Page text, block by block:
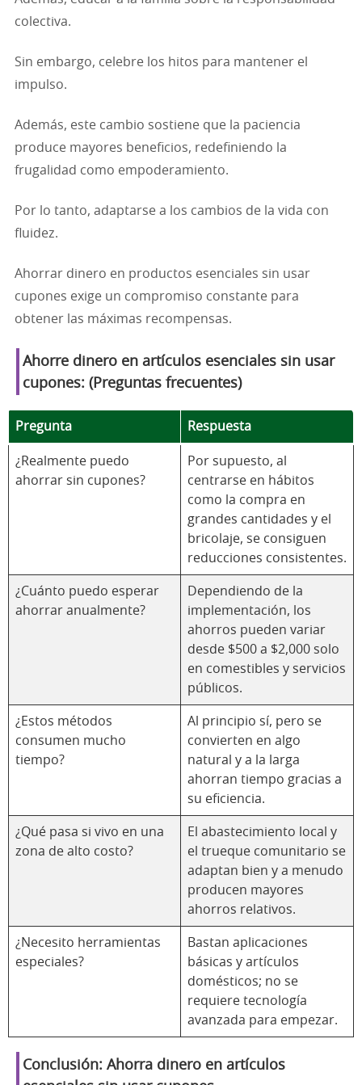
colectiva.
Sin embargo, celebre los hitos para mantener el
impulso.
Además, este cambio sostiene que la paciencia
produce mayores beneficios, redefiniendo la
frugalidad como empoderamiento.
Por lo tanto, adaptarse a los cambios de la vida con
fluidez.
Ahorrar dinero en productos esenciales sin usar
cupones exige un compromiso constante para
obtener las máximas recompensas.
Ahorre dinero en artículos esenciales sin usar
cupones: (Preguntas frecuentes)
Pregunta Respuesta
¿Realmente puedo
ahorrar sin cupones?
Por supuesto, al
centrarse en hábitos
como la compra en
grandes cantidades y el
bricolaje, se consiguen
reducciones consistentes.
¿Cuánto puedo esperar
ahorrar anualmente?
Dependiendo de la
implementación, los
ahorros pueden variar
desde $500 a $2,000 solo
en comestibles y servicios
públicos.
¿Estos métodos
consumen mucho
tiempo?
Al principio sí, pero se
convierten en algo
natural y a la larga
ahorran tiempo gracias a
su eficiencia.
¿Qué pasa si vivo en una
zona de alto costo?
El abastecimiento local y
el trueque comunitario se
adaptan bien y a menudo
producen mayores
ahorros relativos.
¿Necesito herramientas
especiales?
Bastan aplicaciones
básicas y artículos
domésticos; no se
requiere tecnología
avanzada para empezar.
Conclusión: Ahorra dinero en artículos